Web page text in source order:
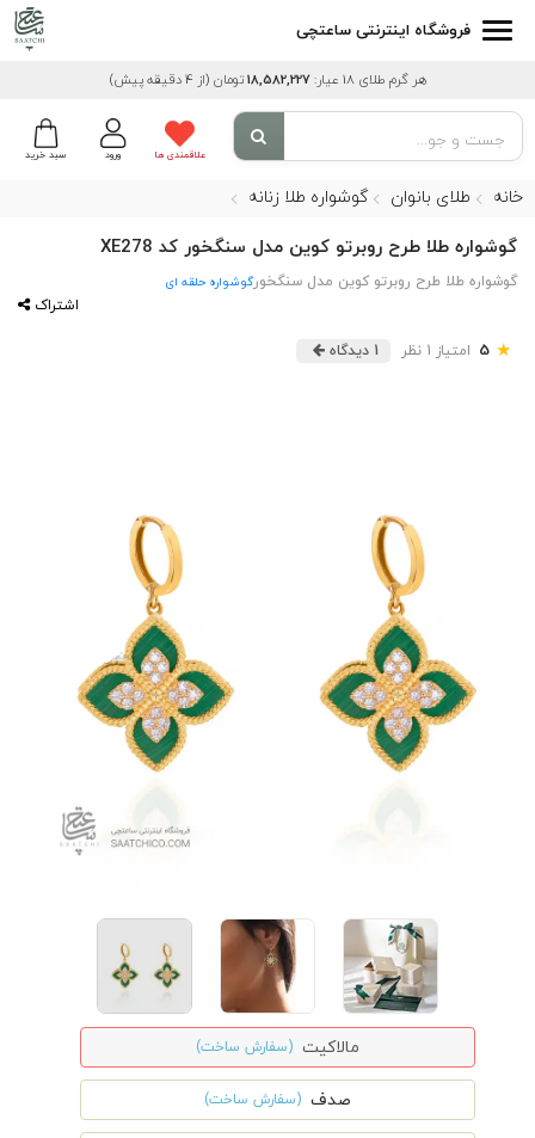
فروشگاه اینترنتی ساعتچی
هر گرم طلای 18 عیار: 18,582,227تومان (از 4 دقیقه پیش)
سبد خرید ورود علاقمندی ها
خانه طلای بانوان گوشواره طلا زنانه
گوشواره طلا طرح روبرتو کوین مدل سنگخور کد XE278
گوشواره طلا طرح روبرتو کوین مدل سنگخورگوشواره حلقه ای
اشتراک
★
5 امتیاز 1 نظر 1 دیدگاه
مالاکیت (سفارش ساخت)
صدف (سفارش ساخت)